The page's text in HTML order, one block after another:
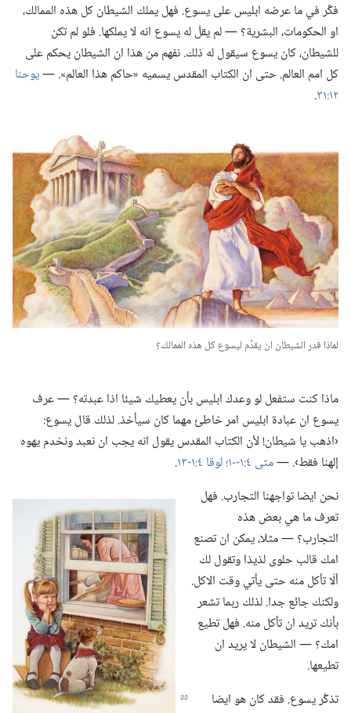
فكِّر في ما عرضه ابليس على يسوع.‏ فهل يملك الشيطان كل هذه الممالك،‏
او الحكومات،‏ البشرية؟‏ —‏ لم يقلْ له يسوع انه لا يملكها.‏ فلو لم تكن
للشيطان،‏ كان يسوع سيقول له ذلك.‏ نفهم من هذا ان الشيطان يحكم على
كل امم العالم.‏ حتى ان الكتاب المقدس يسميه «حاكم هذا العالم».‏ —‏يوحنا
١٢:‏٣١
‏.‏
لماذا قدر الشيطان ان يقدِّم ليسوع كل هذه الممالك؟‏
ماذا كنت ستفعل لو وعدك ابليس بأن يعطيك شيئا اذا عبدته؟‏ —‏ عرف
يسوع ان عبادة ابليس امر خاطئ مهما كان سيأخذ.‏ لذلك قال يسوع:‏
‹اذهب يا شيطان!‏ لأن الكتاب المقدس يقول انه يجب ان نعبد ونخدم يهوه
إلهنا فقط›.‏ —‏متى ٤:‏​١-‏١٠؛‏ لوقا ٤:‏​١-‏١٣
‏.‏
نحن ايضا تواجهنا التجارب.‏ فهل
تعرف ما هي بعض هذه
التجارب؟‏ —‏ مثلا،‏ يمكن ان تصنع
امك قالب حلوى لذيذا وتقول لك
ألّا تأكل منه حتى يأتي وقت الاكل.‏
ولكنك جائع جدا.‏ لذلك ربما تشعر
بأنك تريد ان تأكل منه.‏ فهل تطيع
امك؟‏ —‏ الشيطان لا يريد ان
تطيعها.‏
تذكَّر يسوع.‏ فقد كان هو ايضا